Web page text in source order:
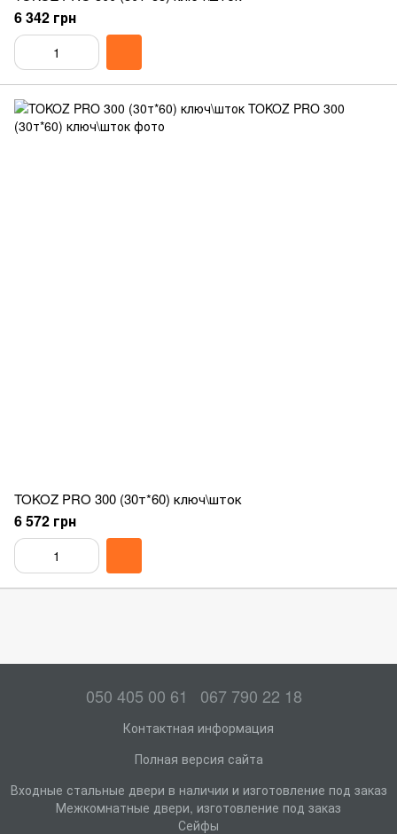
6 342 грн
TOKOZ PRO 300 (30т*60) ключ\шток
6 572 грн
050 405 00 61 067 790 22 18
Контактная информация
Полная версия сайта
Входные стальные двери в наличии и изготовление под заказ
Межкомнатные двери, изготовление под заказ
Сейфы